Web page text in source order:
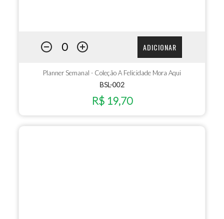
ADICIONAR
Planner Semanal - Coleção A Felicidade Mora Aqui
BSL-002
R$ 19,70